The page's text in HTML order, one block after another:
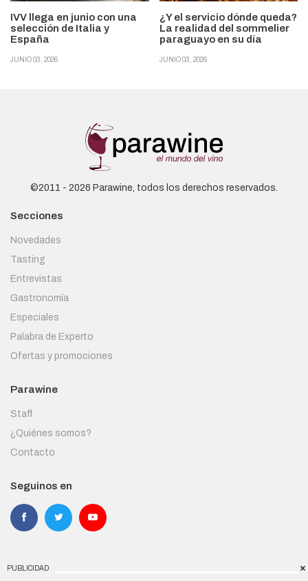
PUBLICIDAD
IVV llega en junio con una
selección de Italia y
España
JUNIO 03, 2026
¿Y el servicio dónde queda?
La realidad del sommelier
paraguayo en su día
JUNIO 03, 2026
©2011 - 2026 Parawine, todos los derechos reservados.
Secciones
Novedades
Tasting
Entrevistas
Gastronomía
Especiales
Palabra de Experto
Ofertas y promociones
Parawine
Staff
¿Quiénes somos?
Contacto
Seguinos en